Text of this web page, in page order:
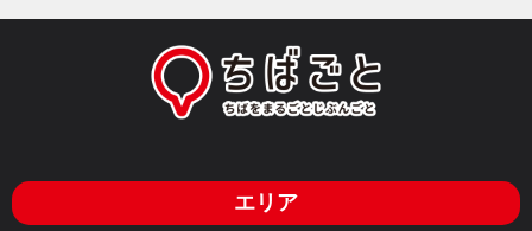
エリア